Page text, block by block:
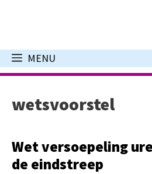
inhoud
MENU
wetsvoorstel
Wet versoepeling
de eindstreep